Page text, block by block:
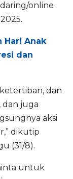
online
Hari Anak
dan
dan
dan juga
aksi
dikutip
(31/8).
untuk